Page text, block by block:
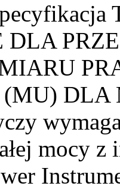
DLA
DLA
mocy